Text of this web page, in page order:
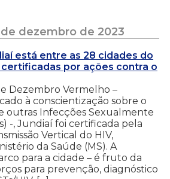
dezembro de 2023
está entre as 28 cidades do
certificadas por ações contra o
Dezembro Vermelho –
à conscientização sobre o
outras Infecções Sexualmente
-, Jundiaí foi certificada pela
Vertical do HIV,
da Saúde (MS). A
para a cidade – é fruto da
para prevenção, diagnóstico